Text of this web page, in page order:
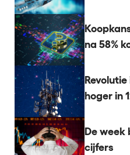
na 58%
hoger in
De week
cijfers